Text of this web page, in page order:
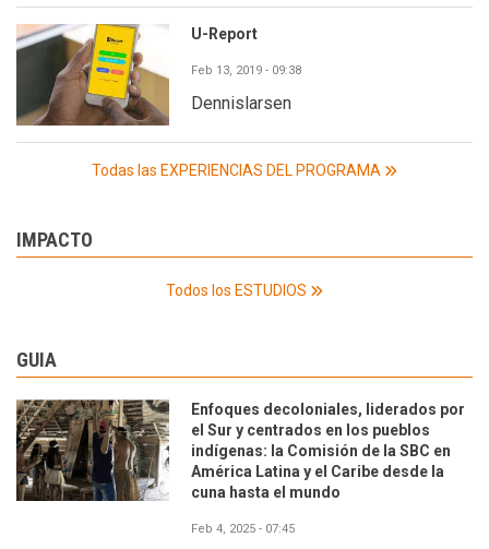
U-Report
Feb 13, 2019 - 09:38
Dennislarsen
Todas las EXPERIENCIAS DEL PROGRAMA
IMPACTO
Todos los ESTUDIOS
GUIA
Enfoques decoloniales, liderados por
el Sur y centrados en los pueblos
indígenas: la Comisión de la SBC en
América Latina y el Caribe desde la
cuna hasta el mundo
Feb 4, 2025 - 07:45